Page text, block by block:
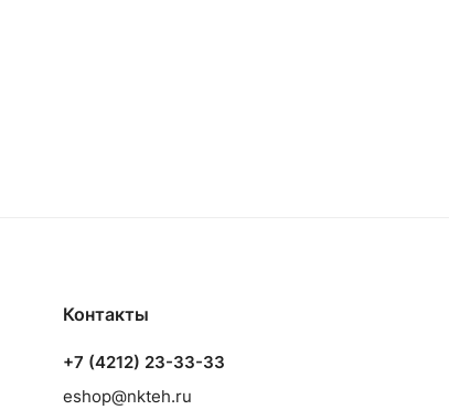
Контакты
+7 (4212) 23-33-33
eshop@nkteh.ru